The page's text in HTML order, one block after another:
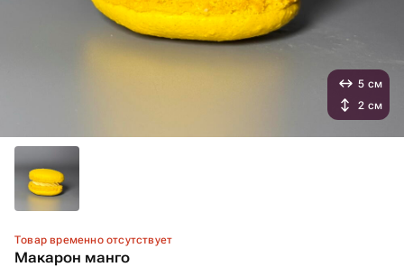
Товар временно отсутствует
Макарон манго
5 см
2 см